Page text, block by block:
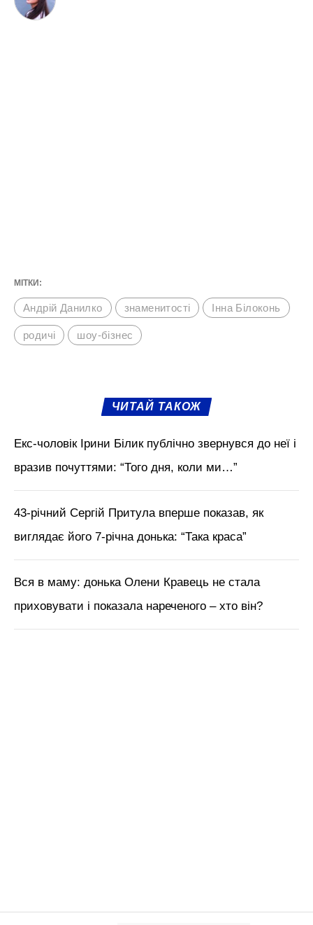
МІТКИ:
Андрій Данилко знаменитості Інна Білоконь
родичі шоу-бізнес
ЧИТАЙ ТАКОЖ
Екс-чоловік Ірини Білик публічно звернувся до неї і
вразив почуттями: “Того дня, коли ми…”
43-річний Сергій Притула вперше показав, як
виглядає його 7-річна донька: “Така краса”
Вся в маму: донька Олени Кравець не стала
приховувати і показала нареченого – хто він?